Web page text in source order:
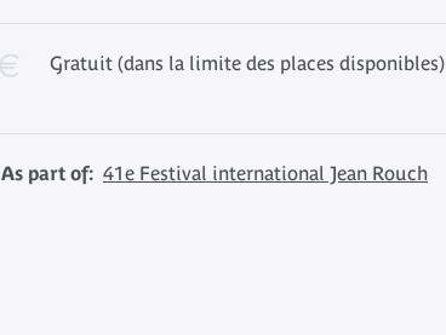
Gratuit (dans la limite des places disponibles)
As part of: 41e Festival international Jean Rouch